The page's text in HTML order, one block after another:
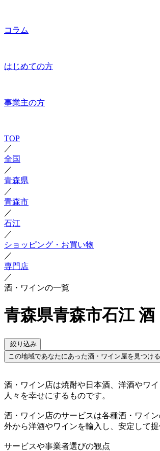
コラム
はじめての方
事業主の方
TOP
／
全国
／
青森県
／
青森市
／
石江
／
ショッピング・お買い物
／
専門店
／
酒・ワインの一覧
青森県青森市石江
絞り込み
この地域であなたにあった酒・ワイン屋を見つけ
酒・ワイン店は焼酎や日本酒、洋酒やワ
人々を幸せにするものです。
酒・ワイン店のサービスは各種酒・ワイ
外から洋酒やワインを輸入し、安定して
サービスや事業者選びの観点